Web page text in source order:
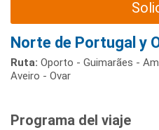
Norte de Portugal y
Ruta: Oporto - Guimarães -
Aveiro - Ovar
Programa del viaje